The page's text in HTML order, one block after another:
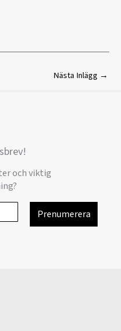
Nästa Inlägg →
och viktig